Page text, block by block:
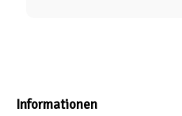
Informationen